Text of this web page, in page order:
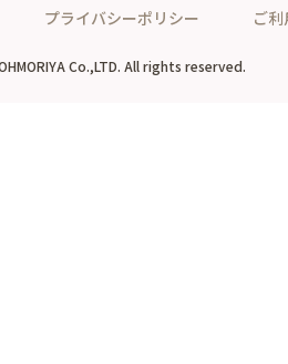
プライバシーポリシー ご
Co.,LTD. All rights reserved.